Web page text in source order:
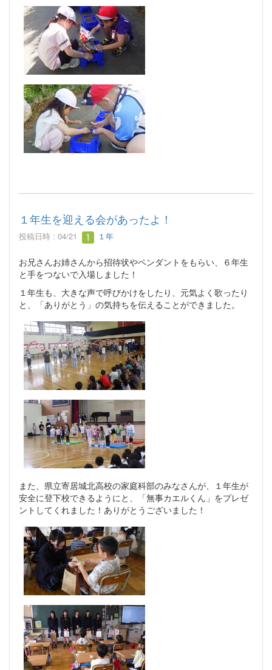
１年生を迎える会があったよ！
投稿日時 : 04/21 １年
お兄さんお姉さんから招待状やペンダントをもらい、６年生
と手をつないで入場しました！
１年生も、大きな声で呼びかけをしたり、元気よく歌ったり
と、「ありがとう」の気持ちを伝えることができました。
また、県立寄居城北高校の家庭科部のみなさんが、１年生が
安全に登下校できるようにと、「無事カエルくん」をプレゼ
ントしてくれました！ありがとうございました！